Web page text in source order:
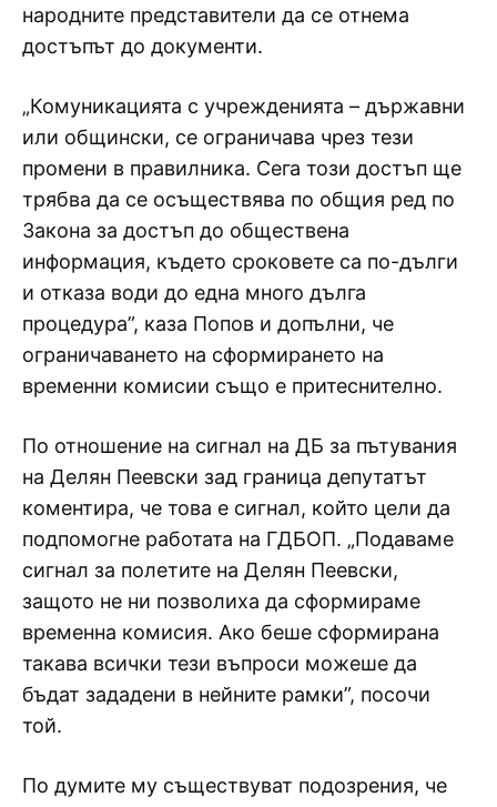
народните представители да се отнема
достъпът до документи.
„Комуникацията с учрежденията – държавни
или общински, се ограничава чрез тези
промени в правилника. Сега този достъп ще
трябва да се осъществява по общия ред по
Закона за достъп до обществена
информация, където сроковете са по-дълги
и отказа води до една много дълга
процедура”, каза Попов и допълни, че
ограничаването на сформирането на
временни комисии също е притеснително.
По отношение на сигнал на ДБ за пътувания
на Делян Пеевски зад граница депутатът
коментира, че това е сигнал, който цели да
подпомогне работата на ГДБОП. „Подаваме
сигнал за полетите на Делян Пеевски,
защото не ни позволиха да сформираме
временна комисия. Ако беше сформирана
такава всички тези въпроси можеше да
бъдат зададени в нейните рамки”, посочи
той.
По думите му съществуват подозрения, че